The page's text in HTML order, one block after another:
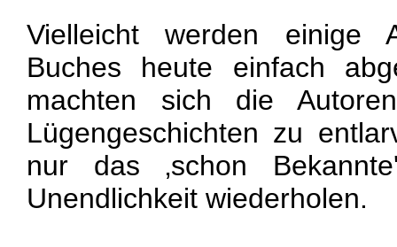
Vielleicht werden einige
Buches heute einfach
machten sich die
Lügengeschichten zu
nur das ‚schon
Unendlichkeit wiederholen.